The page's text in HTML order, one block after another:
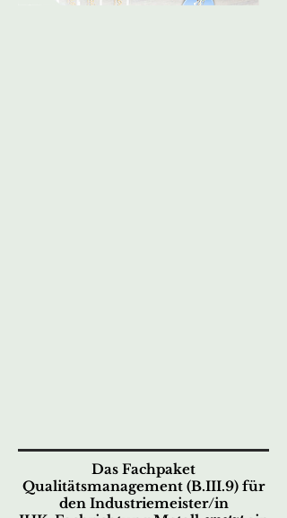
Das Fachpaket
Qualitätsmanagement (B.III.9) für
den Industriemeister/in